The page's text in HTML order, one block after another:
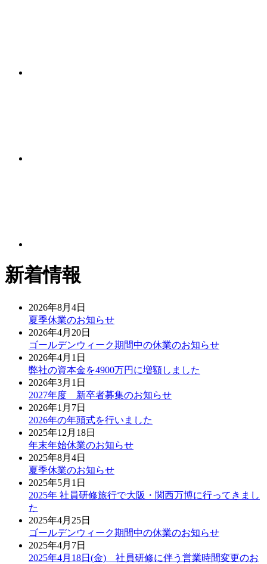
新着情報
2026年8月4日
夏季休業のお知らせ
2026年4月20日
ゴールデンウィーク期間中の休業のお知らせ
2026年4月1日
弊社の資本金を4900万円に増額しました
2026年3月1日
2027年度 新卒者募集のお知らせ
2026年1月7日
2026年の年頭式を行いました
2025年12月18日
年末年始休業のお知らせ
2025年8月4日
夏季休業のお知らせ
2025年5月1日
2025年 社員研修旅行で大阪・関西万博に行ってきまし
た
2025年4月25日
ゴールデンウィーク期間中の休業のお知らせ
2025年4月7日
2025年4月18日(金) 社員研修に伴う営業時間変更のお